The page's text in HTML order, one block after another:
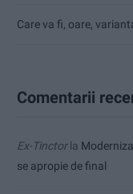
Care va fi, oare,
Comentarii
Ex-Tinctorla
se apropie de final